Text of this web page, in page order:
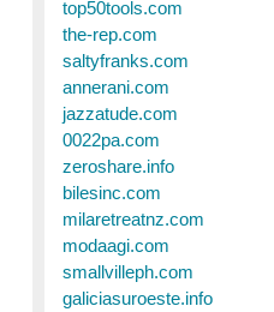
top50tools.com
the-rep.com
saltyfranks.com
annerani.com
jazzatude.com
0022pa.com
zeroshare.info
bilesinc.com
milaretreatnz.com
modaagi.com
smallvilleph.com
galiciasuroeste.info